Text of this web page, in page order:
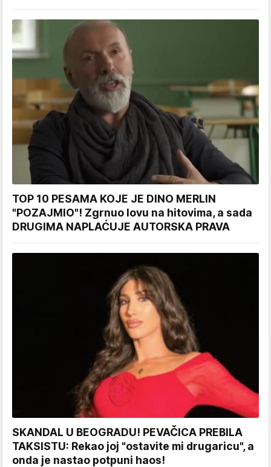
TOP 10 PESAMA KOJE JE DINO MERLIN
"POZAJMIO"! Zgrnuo lovu na hitovima, a sada
DRUGIMA NAPLAĆUJE AUTORSKA PRAVA
SKANDAL U BEOGRADU! PEVAČICA PREBILA
TAKSISTU: Rekao joj "ostavite mi drugaricu", a
onda je nastao potpuni haos!